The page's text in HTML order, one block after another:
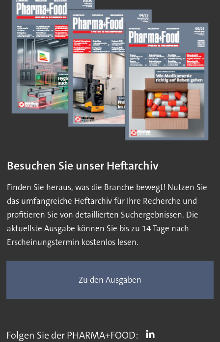
Besuchen Sie unser Heftarchiv
Finden Sie heraus, was die Branche bewegt! Nutzen Sie
das umfangreiche Heftarchiv für Ihre Recherche und
profitieren Sie von detaillierten Suchergebnissen. Die
aktuellste Ausgabe können Sie bis zu 14 Tage nach
Erscheinungstermin kostenlos lesen.
Zu den Ausgaben
Folgen Sie der PHARMA+FOOD: